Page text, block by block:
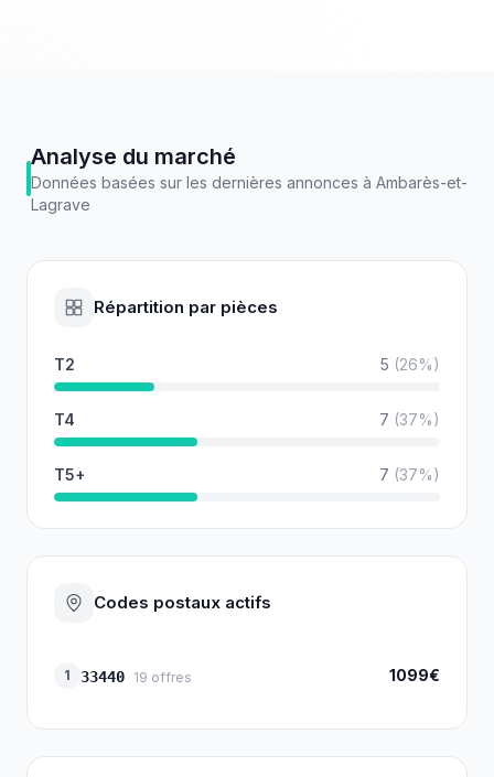
Analyse du marché
Données basées sur les dernières annonces à Ambarès-et-
Lagrave
Répartition par pièces
T2 5 (26%)
T4 7 (37%)
T5+ 7 (37%)
Codes postaux actifs
1 33440 19 offres 1099€